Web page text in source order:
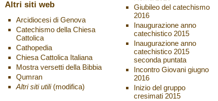
Altri siti web
Arcidiocesi di Genova
Catechismo della Chiesa
Cattolica
Cathopedia
Chiesa Cattolica Italiana
Mostra versetti della Bibbia
Qumran
Altri siti utili (modifica)
Giubileo del catechismo
2016
Inaugurazione anno
catechistico 2015
Inaugurazione anno
catechistico 2015
seconda puntata
Incontro Giovani giugno
2016
Inizio del gruppo
cresimati 2015